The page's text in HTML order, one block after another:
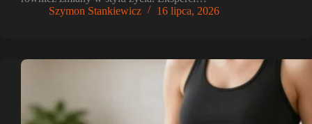
Szymon Stankiewicz
16 lipca, 2026